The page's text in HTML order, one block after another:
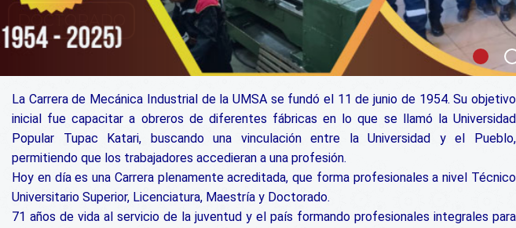
MAESTRÍA
DOCTORADO
La Carrera de Mecánica Industrial de la UMSA se fundó el 11 de junio de 1954. Su objetivo
inicial fue capacitar a obreros de diferentes fábricas en lo que se llamó la Universidad
Popular Tupac Katari, buscando una vinculación entre la Universidad y el Pueblo,
permitiendo que los trabajadores accedieran a una profesión.
Hoy en día es una Carrera plenamente acreditada, que forma profesionales a nivel Técnico
Universitario Superior, Licenciatura, Maestría y Doctorado.
71 años de vida al servicio de la juventud y el país formando profesionales integrales para